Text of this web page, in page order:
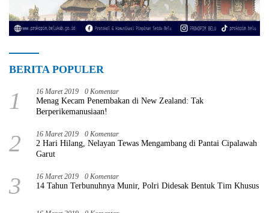
BERITA POPULER
1 16 Maret 2019 0 Komentar
Menag Kecam Penembakan di New Zealand: Tak
Berperikemanusiaan!
2 16 Maret 2019 0 Komentar
2 Hari Hilang, Nelayan Tewas Mengambang di Pantai Cipalawah
Garut
3 16 Maret 2019 0 Komentar
14 Tahun Terbunuhnya Munir, Polri Didesak Bentuk Tim Khusus